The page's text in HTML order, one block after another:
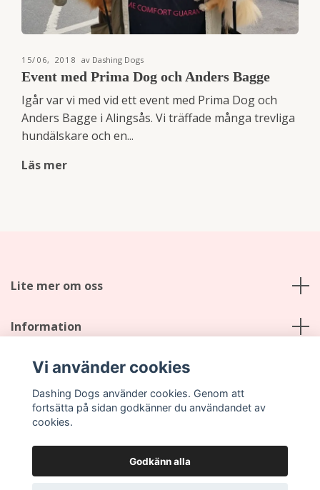
15/06, 2018 av Dashing Dogs
Event med Prima Dog och Anders Bagge
Igår var vi med vid ett event med Prima Dog och
Anders Bagge i Alingsås. Vi träffade många trevliga
hundälskare och en...
Läs mer
Lite mer om oss
Information
Sociala medier
Vi använder cookies
Dashing Dogs använder cookies. Genom att
fortsätta på sidan godkänner du användandet av
cookies.
Godkänn alla